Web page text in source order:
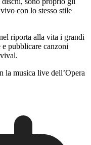
con lo stesso stile
riporta alla vita i grandi
e pubblicare canzoni
la musica live dell’Opera